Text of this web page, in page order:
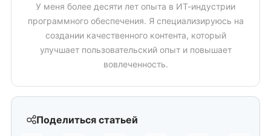
Поделиться статьей
У меня более десяти лет опыта в ИТ-индустрии
программного обеспечения. Я специализируюсь на
создании качественного контента, который
улучшает пользовательский опыт и повышает
вовлеченность.